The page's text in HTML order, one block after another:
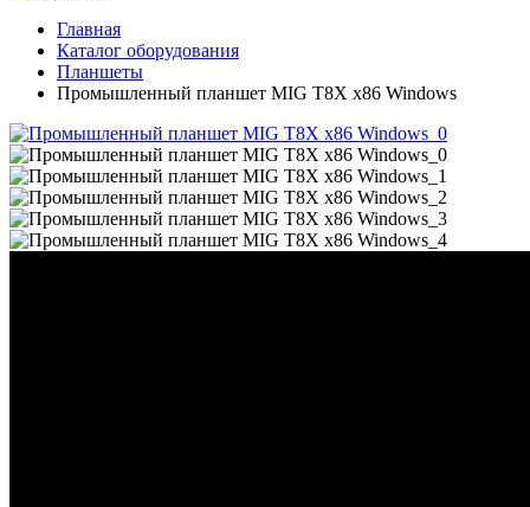
Главная
Каталог оборудования
Планшеты
Промышленный планшет MIG T8X x86 Windows